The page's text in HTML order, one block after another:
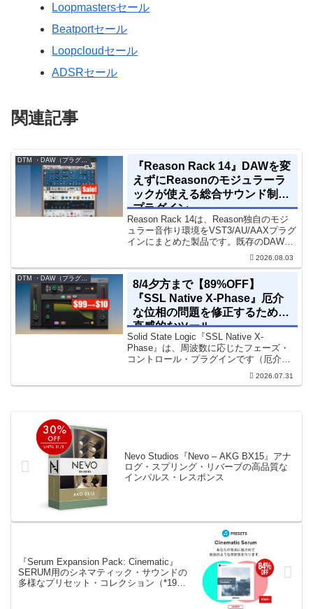
Loopmastersセール
Beatportセール
Loopcloudセール
ADSRセール
関連記事
DTM ・DAW（プラグイン、シンセなど）のセール情報
『Reason Rack 14』DAWを変
えずにReasonのモジュラーラ
ックが使える総合サウンド制作
プラグイン
Reason Rack 14は、Reason独自のモジ
ュラー音作り環境をVST3/AU/AAXプラグ
インにまとめた製品です。既存のDAWを
乗り換えることなく、68種類のシンセや
2026.08.03
8/4夕方まで【89%OFF】
『SSL Native X-Phase』厄介
な位相の問題を修正するための
直感的なツール
Solid State Logic『SSL Native X-
Phase』は、周波数に応じたフェーズ・
コントロール・プラグインです（厄介な
位相の問題を修正するための直感的なツ
ールです）。特定の周波数で位相をシフ
2026.07.31
Nevo Studios『Nevo – AKG BX15』アナ
ログ・スプリング・リバーブの高品質な
インパルス・レスポンス
『Serum Expansion Pack: Cinematic』
SERUM用のシネマティック・サウンドの
多様なプリセット・コレクション（*19ド